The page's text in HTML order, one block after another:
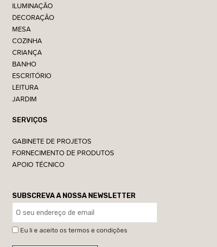
ILUMINAÇÃO
DECORAÇÃO
MESA
COZINHA
CRIANÇA
BANHO
ESCRITÓRIO
LEITURA
JARDIM
SERVIÇOS
GABINETE DE PROJETOS
FORNECIMENTO DE PRODUTOS
APOIO TÉCNICO
SUBSCREVA A NOSSA NEWSLETTER
Eu li e aceito os termos e condições